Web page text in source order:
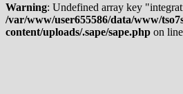
Warning: Undefined array key
/var/www/user655586/data/www/
content/uploads/.sape/sape.php on line